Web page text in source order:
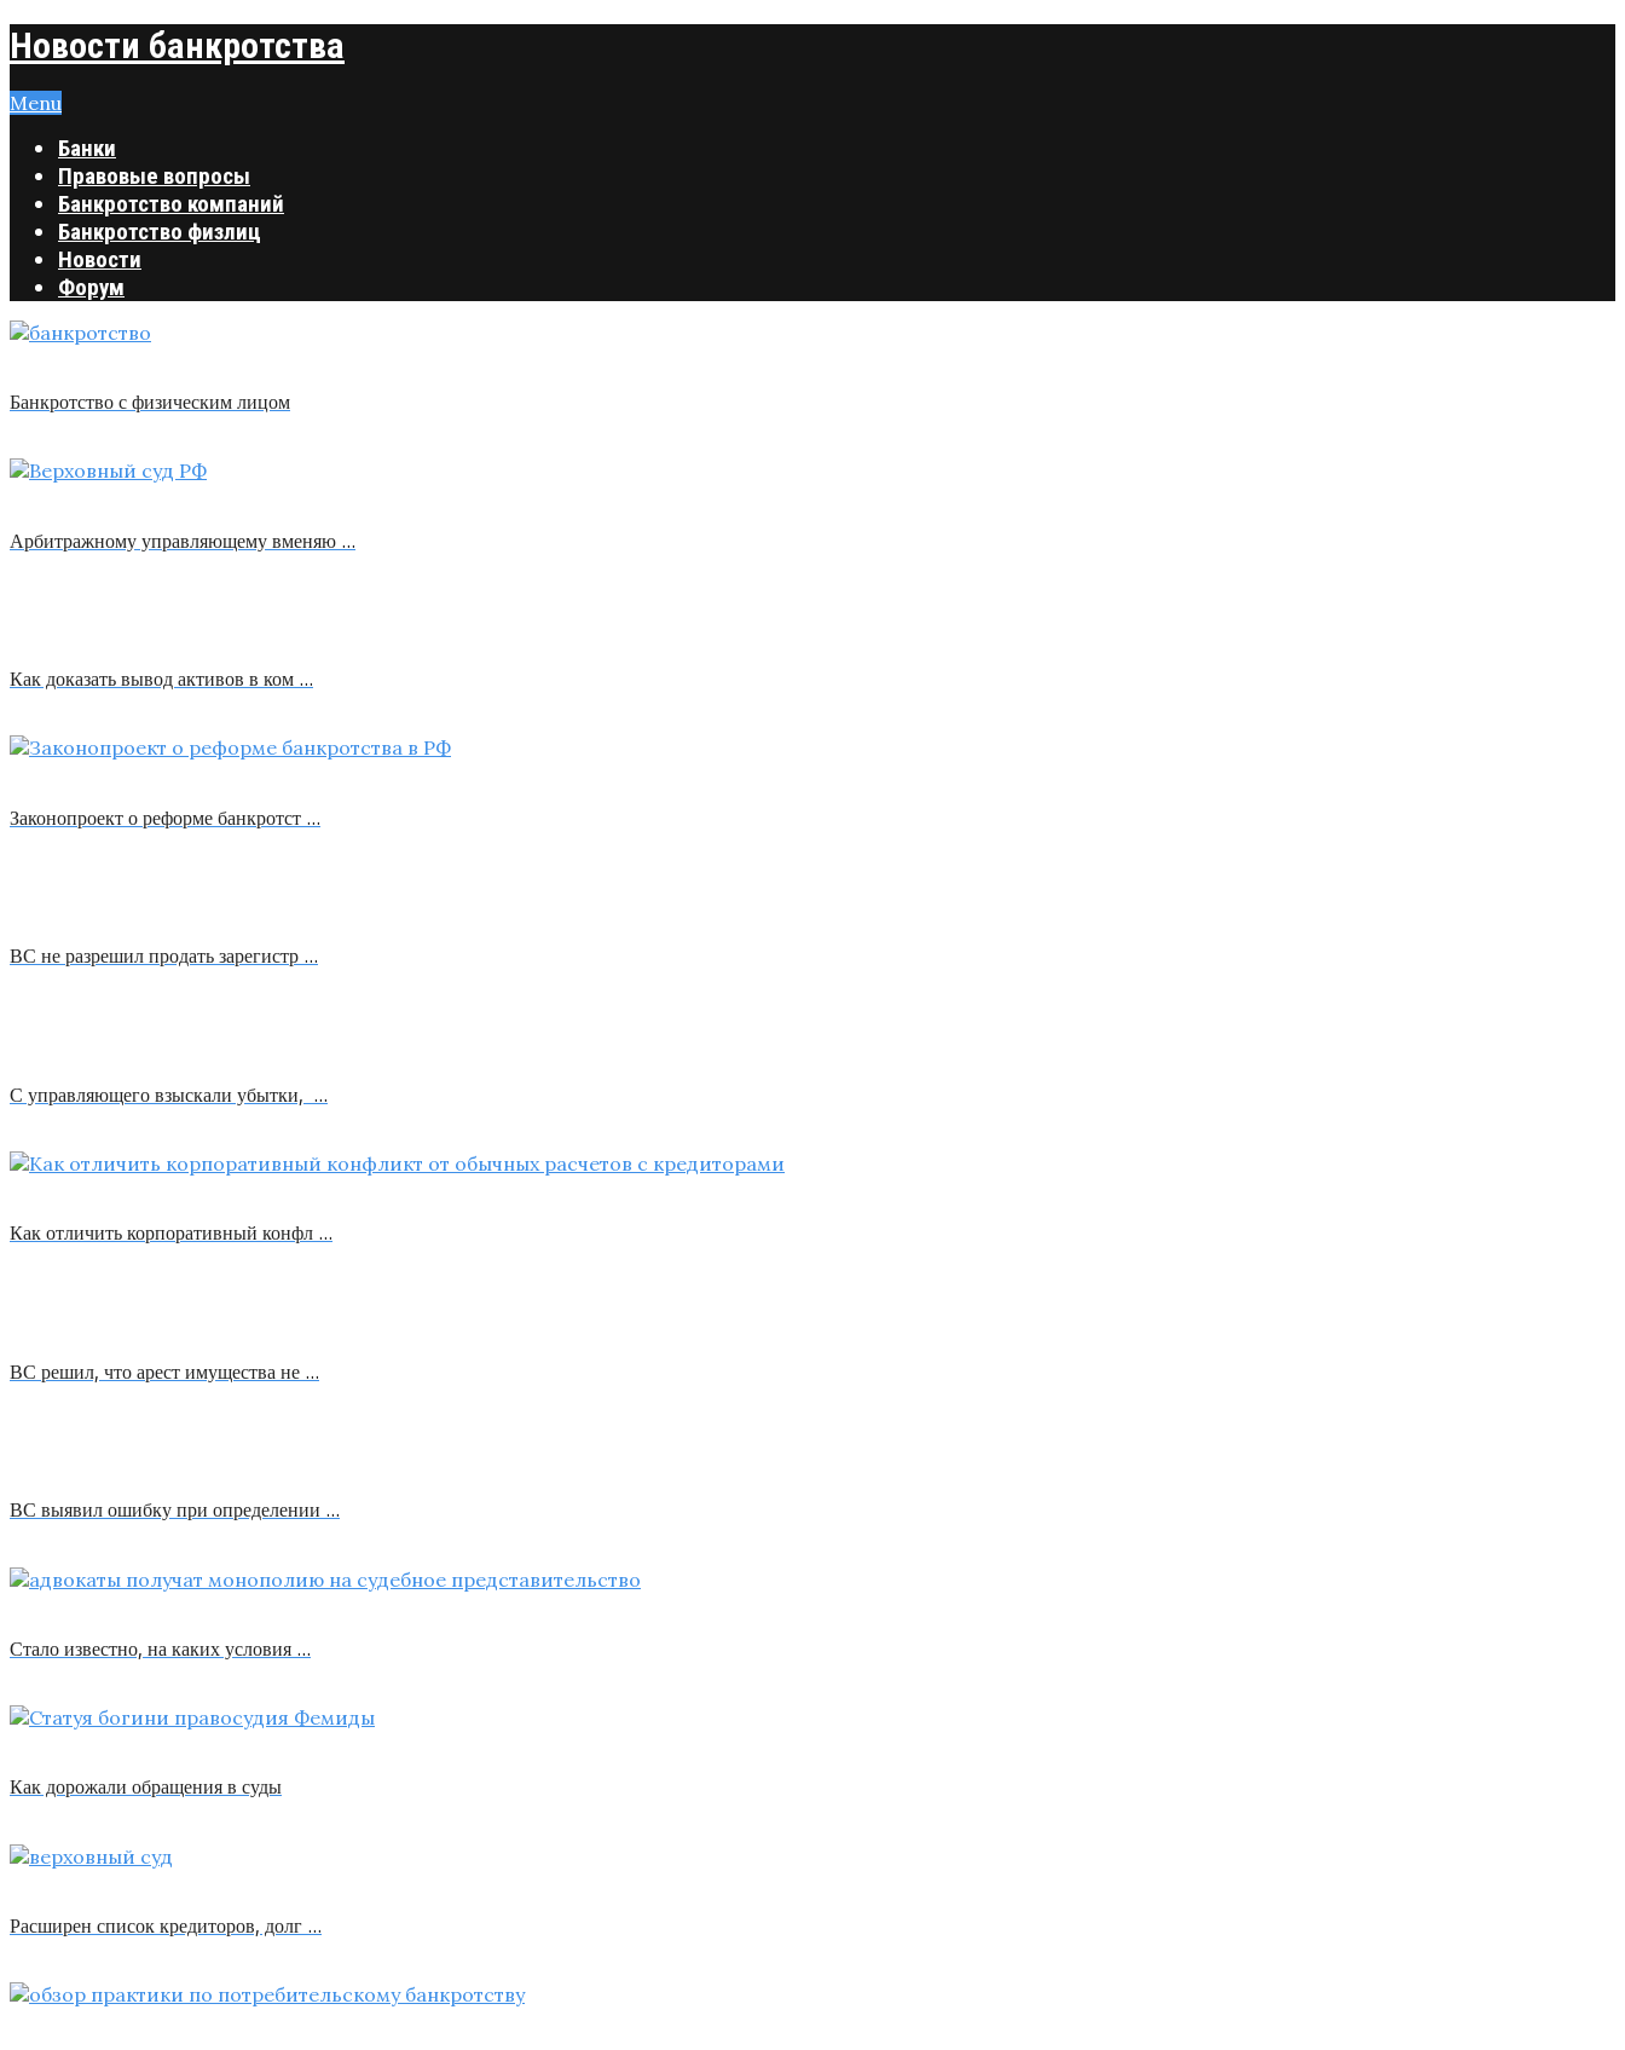
Новости банкротства
Menu
Банки
Правовые вопросы
Банкротство компаний
Банкротство физлиц
Новости
Форум
Банкротство с физическим лицом
Арбитражному управляющему вменяю …
Как доказать вывод активов в ком …
Законопроект о реформе банкротст …
ВС не разрешил продать зарегистр …
С управляющего взыскали убытки, …
Как отличить корпоративный конфл …
ВС решил, что арест имущества не …
ВС выявил ошибку при определении …
Стало известно, на каких условия …
Как дорожали обращения в суды
Расширен список кредиторов, долг …